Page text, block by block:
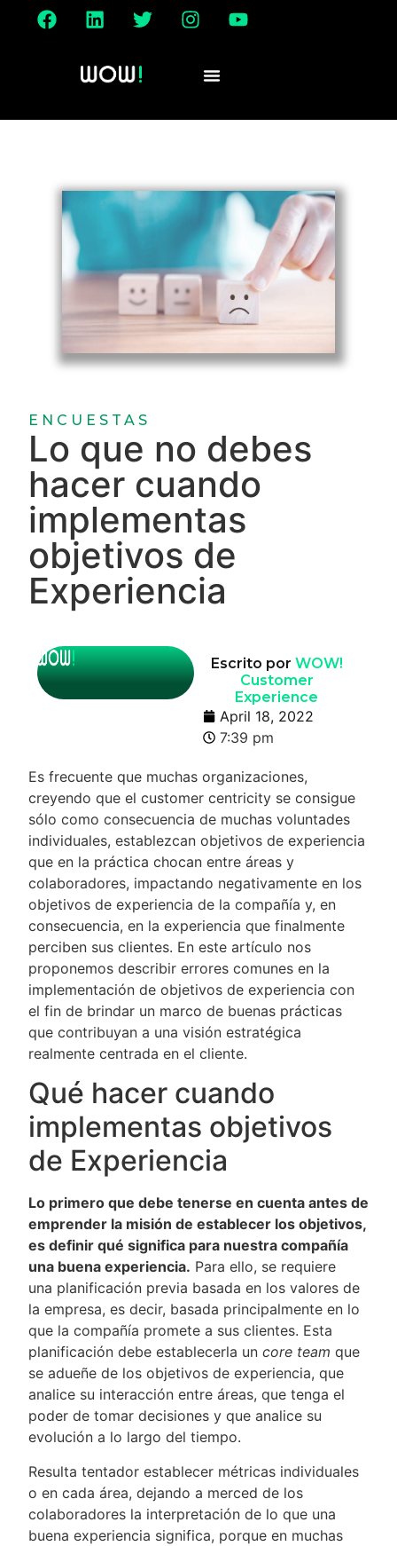
ENCUESTAS
Lo que no debes
hacer cuando
implementas
objetivos de
Experiencia
Escrito por WOW!
Customer
Experience
April 18, 2022
7:39 pm
Es frecuente que muchas organizaciones,
creyendo que el customer centricity se consigue
sólo como consecuencia de muchas voluntades
individuales, establezcan objetivos de experiencia
que en la práctica chocan entre áreas y
colaboradores, impactando negativamente en los
objetivos de experiencia de la compañía y, en
consecuencia, en la experiencia que finalmente
perciben sus clientes. En este artículo nos
proponemos describir errores comunes en la
implementación de objetivos de experiencia con
el fin de brindar un marco de buenas prácticas
que contribuyan a una visión estratégica
realmente centrada en el cliente.
Qué hacer cuando
implementas objetivos
de Experiencia
Lo primero que debe tenerse en cuenta antes de
emprender la misión de establecer los objetivos,
es definir qué significa para nuestra compañía
una buena experiencia. Para ello, se requiere
una planificación previa basada en los valores de
la empresa, es decir, basada principalmente en lo
que la compañía promete a sus clientes. Esta
planificación debe establecerla un core team que
se adueñe de los objetivos de experiencia, que
analice su interacción entre áreas, que tenga el
poder de tomar decisiones y que analice su
evolución a lo largo del tiempo.
Resulta tentador establecer métricas individuales
o en cada área, dejando a merced de los
colaboradores la interpretación de lo que una
buena experiencia significa, porque en muchas